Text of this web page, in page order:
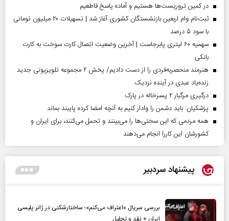
در کمین تروریست‌ها هستیم و آماده پاسخ قاطعیم
ثبت‌نام وام اربعین بازنشستگان کشوری آغاز شد | تسهیلات ۲۰ میلیون تومانی
با سود ۵ درصد
سهمیه ۶۰ لیتری پابرجاست | آخرین وضعیت اتصال کارت سوخت به کارت
بانکی
هنرمند منحصر‌به‌فردی را از دست دادیم/ پخش ۲ مجموعه تلویزیونی جدید
زنده‌یاد عبدی در آینده نزدیک
درگیری مرگبار ۲ پسرخاله در پارک
پزشکیان: باید دشمن را وادار کنیم به آنچه امضا کرده پایبند بماند
همه مردمی که این سختی‌ها را می‌بینند و تحمل می‌کنند، برای ایران و
کشورشان این کاررا انجام می‌دهند
پیشنهاد سردبیر
بررسی سریال «اعتراف می‌کنم»؛ ساختارشکنی در ژانر پلیسی
ایران + نقد و تحلیل